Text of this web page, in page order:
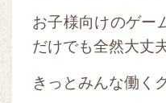
お子様向けのゲー
だけでも全然大丈
きっとみんな働く